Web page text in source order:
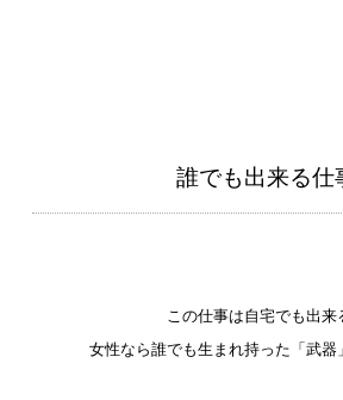
誰でも出来る仕
この仕事は自宅でも出来
女性なら誰でも生まれ持った「武器